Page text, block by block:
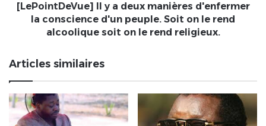
d'un
rend
alcoolique
soit
on
[LePointDeVue] Il y a deux manières d'enfermer
la conscience d'un peuple. Soit on le rend
alcoolique soit on le rend religieux.
Articles similaires